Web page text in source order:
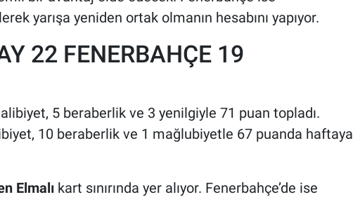
yarışa yeniden ortak olmanın hesabını yapıyor.
22 FENERBAHÇE 19
5 beraberlik ve 3 yenilgiyle 71 puan topladı.
10 beraberlik ve 1 mağlubiyetle 67 puanda haftaya
Elmalıkart sınırında yer alıyor. Fenerbahçe’de ise